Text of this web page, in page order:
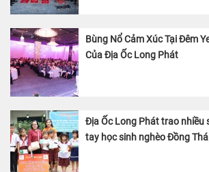
Bùng Nổ Cảm Xúc Tại Đêm
Của Địa Ốc Long Phát
Địa Ốc Long Phát trao nhiều
tay học sinh nghèo Đồng